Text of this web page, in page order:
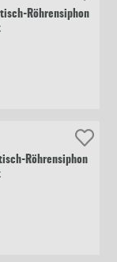
Röhrensiphon
Röhrensiphon